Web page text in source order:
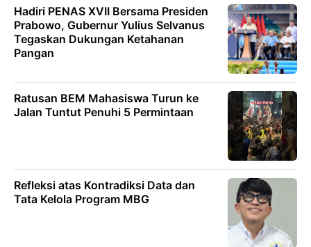
Hadiri PENAS XVII Bersama Presiden
Prabowo, Gubernur Yulius Selvanus
Tegaskan Dukungan Ketahanan
Pangan
Ratusan BEM Mahasiswa Turun ke
Jalan Tuntut Penuhi 5 Permintaan
Refleksi atas Kontradiksi Data dan
Tata Kelola Program MBG